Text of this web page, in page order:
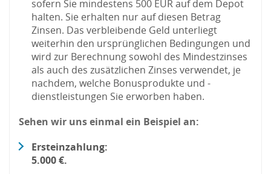
sofern Sie mindestens 500 EUR auf dem Depot
halten. Sie erhalten nur auf diesen Betrag
Zinsen. Das verbleibende Geld unterliegt
weiterhin den ursprünglichen Bedingungen und
wird zur Berechnung sowohl des Mindestzinses
als auch des zusätzlichen Zinses verwendet, je
nachdem, welche Bonusprodukte und -
dienstleistungen Sie erworben haben.
Sehen wir uns einmal ein Beispiel an:
Ersteinzahlung:
5.000 €.